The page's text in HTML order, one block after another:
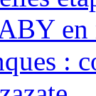
en
: